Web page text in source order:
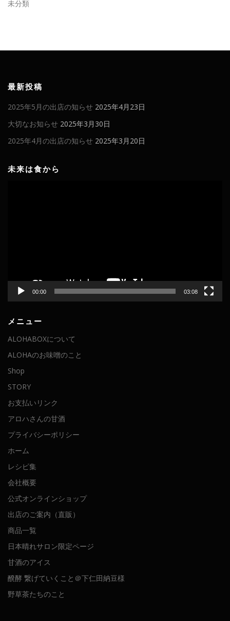
未分類
最新投稿
2025年5月の出店の知らせ 2025年4月23日
大切なお知らせ 2025年3月30日
2025年4月の出店の知らせ 2025年3月20日
未来は食から
00:00 03:08
メニュー
ALOHABOXについて
ALOHAのお味噌のこと
Shop
STORY
お支払いリンク
アロハさんの甘酒
プライバシーポリシー
ホーム
レシピ集
会社概要
公式オンラインショップ
出店のご案内（直販）
商品一覧
日本晴れサロン限定ページ
甘酒のアイス
醗酵 繋げていくこと＠下仁田納豆様
野草茶たちのこと